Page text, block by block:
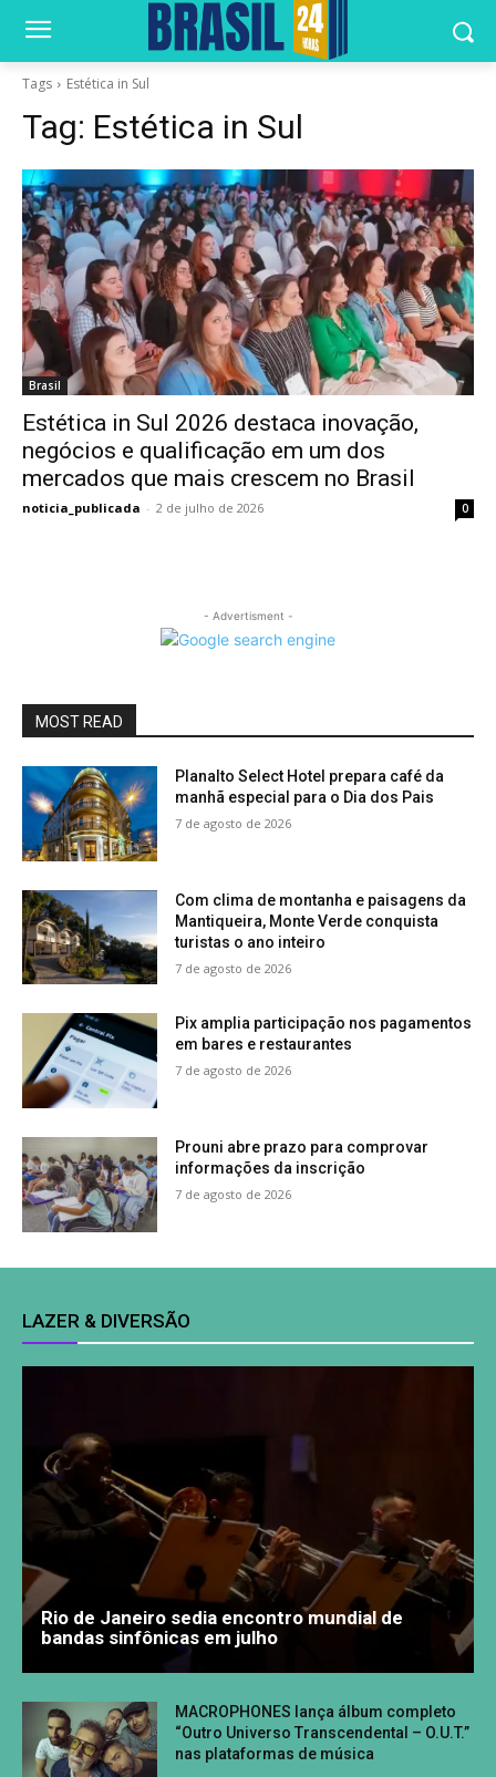
Tags Estética in Sul
Tag: Estética in Sul
Brasil
Estética in Sul 2026 destaca inovação,
negócios e qualificação em um dos
mercados que mais crescem no Brasil
noticia_publicada - 2 de julho de 2026 0
- Advertisment -
MOST READ
Planalto Select Hotel prepara café da
manhã especial para o Dia dos Pais
7 de agosto de 2026
Com clima de montanha e paisagens da
Mantiqueira, Monte Verde conquista
turistas o ano inteiro
7 de agosto de 2026
Pix amplia participação nos pagamentos
em bares e restaurantes
7 de agosto de 2026
Prouni abre prazo para comprovar
informações da inscrição
7 de agosto de 2026
LAZER & DIVERSÃO
Rio de Janeiro sedia encontro mundial de
bandas sinfônicas em julho
MACROPHONES lança álbum completo
“Outro Universo Transcendental – O.U.T.”
nas plataformas de música